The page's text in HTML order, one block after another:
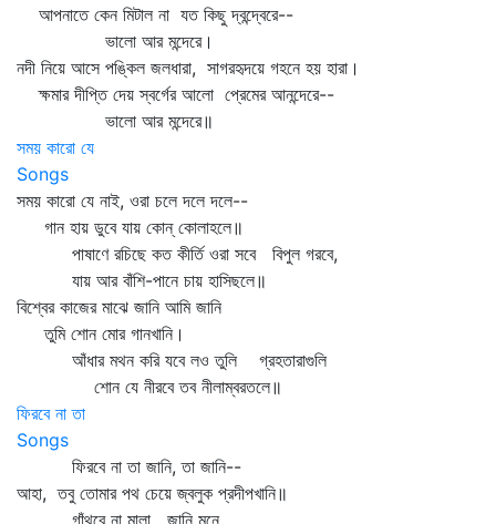
আপনাতে কেন মিটাল না যত কিছু দ্বন্দ্বেরে--
ভালো আর মন্দেরে।
নদী নিয়ে আসে পঙ্কিল জলধারা, সাগরহৃদয়ে গহনে হয় হারা।
ক্ষমার দীপ্তি দেয় স্বর্গের আলো প্রেমের আনন্দেরে--
ভালো আর মন্দেরে॥
সময় কারো যে
Songs
সময় কারো যে নাই, ওরা চলে দলে দলে--
গান হায় ডুবে যায় কোন্‌ কোলাহলে॥
পাষাণে রচিছে কত কীর্তি ওরা সবে বিপুল গরবে,
যায় আর বাঁশি-পানে চায় হাসিছলে॥
বিশ্বের কাজের মাঝে জানি আমি জানি
তুমি শোন মোর গানখানি।
আঁধার মথন করি যবে লও তুলি গ্রহতারাগুলি
শোন যে নীরবে তব নীলাম্বরতলে॥
ফিরবে না তা
Songs
ফিরবে না তা জানি, তা জানি--
আহা, তবু তোমার পথ চেয়ে জ্বলুক প্রদীপখানি॥
গাঁথবে না মালা জানি মনে,